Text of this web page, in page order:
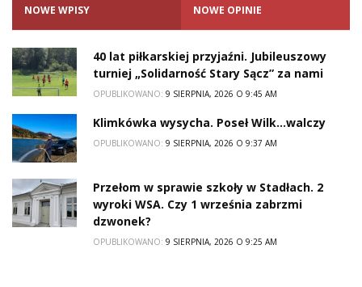
NOWE WPISY NOWE OPINIE
40 lat piłkarskiej przyjaźni. Jubileuszowy
turniej „Solidarność Stary Sącz” za nami
OPUBLIKOWANO: 9 SIERPNIA, 2026 O 9:45 AM
Klimkówka wysycha. Poseł Wilk…walczy
OPUBLIKOWANO: 9 SIERPNIA, 2026 O 9:37 AM
Przełom w sprawie szkoły w Stadłach. 2
wyroki WSA. Czy 1 września zabrzmi
dzwonek?
OPUBLIKOWANO: 9 SIERPNIA, 2026 O 9:25 AM